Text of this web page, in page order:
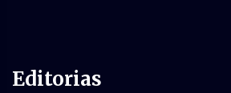
Editorias